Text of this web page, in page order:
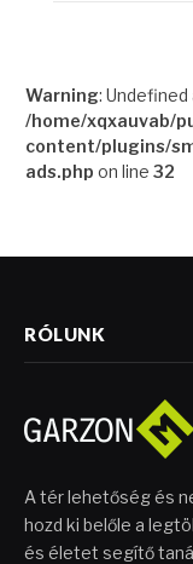
Warning:
/home/xqxauvab/
content/plugins/
ads.php on line 32
RÓLUNK
A tér lehetőség és
hozd ki belőle a
és életet segítő